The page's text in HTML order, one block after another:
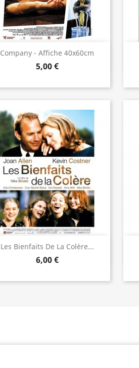
Company - Affiche 40x60cm
5,00 €
Aperçu rapide
Les Bienfaits De La Colère...
6,00 €
Aperçu rapide